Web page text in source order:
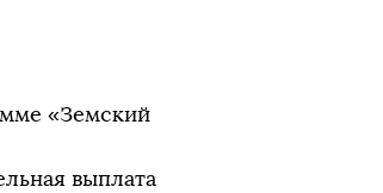
«Земский
выплата